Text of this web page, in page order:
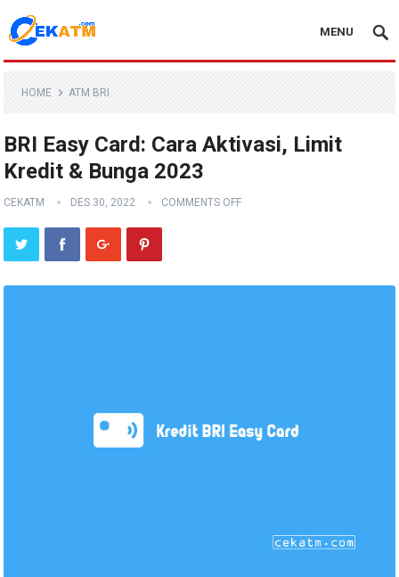
MENU
HOME ATM BRI
BRI Easy Card: Cara Aktivasi, Limit
Kredit & Bunga 2023
CEKATM DES 30, 2022 COMMENTS OFF